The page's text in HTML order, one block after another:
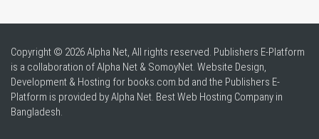
Copyright © 2026 Alpha Net, All rights reserved. Publishers E-Platform
is a collaboration of Alpha Net & SomoyNet. Website Design,
Development & Hosting for books.com.bd and the Publishers E-
Platform is provided by Alpha Net. BestWeb Hosting Company in
Bangladesh.